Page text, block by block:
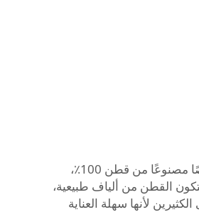
يحب الكثير من الناس قماش القمصان القطني النقي الجيد. السيليكون ناعم ومريح، ولا يسبب تهيجًا للجلد. ما تحصل عليه (ولماذا) عندما ترتدي قميصًا مصنوعًا من قطن 100٪،
القطن من ألياف طبيعية،
لأنها سهلة العناية